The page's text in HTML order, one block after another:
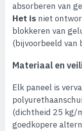
absorberen van
Het is niet
blokkeren van
(bijvoorbeeld van
Materiaal en
Elk paneel is
(dichtheid 25 kg/
goedkopere